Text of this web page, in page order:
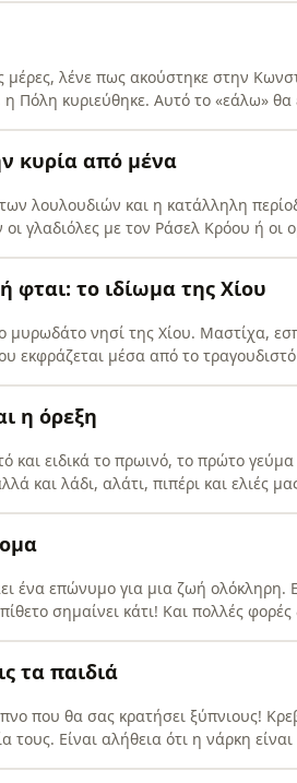
μέρες, λένε πως ακούστηκε στην
Πόλη κυριεύθηκε. Αυτό το «εάλω» θα
abou
κυρία από μένα
λουλουδιών και η κατάλληλη
γλαδιόλες με τον Ράσελ Κρόου ή οι
for
φται: το ιδίωμα της Χίου
μυρωδάτο νησί της Χίου. Μαστίχα,
εκφράζεται μέσα από το
about our collection and
η όρεξη
και ειδικά το πρωινό, το πρώτο
και λάδι, αλάτι, πιπέρι και ελιές
ένα επώνυμο για μια ζωή ολόκληρη.
σημαίνει κάτι! Και πολλές
comp
τα παιδιά
που θα σας κρατήσει ξύπνιους!
τους. Είναι αλήθεια ότι η νάρκη